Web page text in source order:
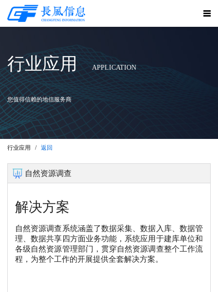
行业应用 APPLICATION
您值得信赖的地信服务商
行业应用 / 返回
自然资源调查
解决方案
自然资源调查系统涵盖了数据采集、数据入库、数据管
理、数据共享四方面业务功能，系统应用于建库单位和
各级自然资源管理部门，贯穿自然资源调查整个工作流
程，为整个工作的开展提供全套解决方案。